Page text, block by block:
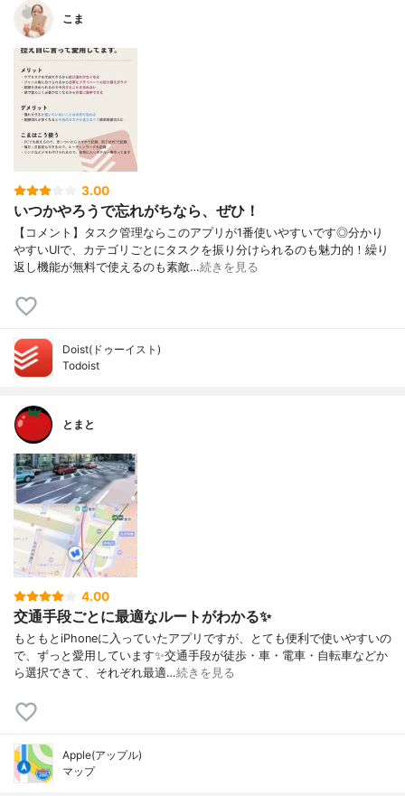
こま
3.00
いつかやろうで忘れがちなら、ぜひ！
【コメント】タスク管理ならこのアプリが1番使いやすいです◎分かり
やすいUIで、カテゴリごとにタスクを振り分けられるのも魅力的！繰り
返し機能が無料で使えるのも素敵…続きを見る
Doist(ドゥーイスト)
Todoist
とまと
4.00
交通手段ごとに最適なルートがわかる✨
もともとiPhoneに入っていたアプリですが、とても便利で使いやすいの
で、ずっと愛用しています✨交通手段が徒歩・車・電車・自転車などか
ら選択できて、それぞれ最適…続きを見る
Apple(アップル)
マップ